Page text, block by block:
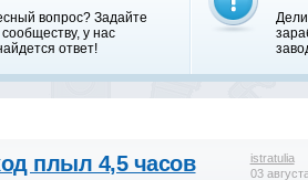
вопрос? Задайте
у нас
ответ!
istratulia
03
плыл 4,5 часов